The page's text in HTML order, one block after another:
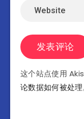
这个站点使用
论数据如何被处理